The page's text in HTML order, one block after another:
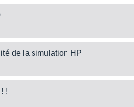
de la simulation HP
!